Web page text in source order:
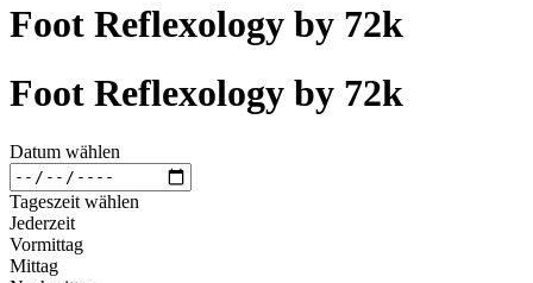
Foot Reflexology by 72k
Foot Reflexology by 72k
Datum wählen
Tageszeit wählen
Jederzeit
Vormittag
Mittag